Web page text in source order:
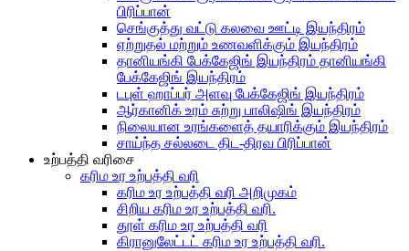
பிரிப்பான்
செங்குத்து வட்டு கலவை ஊட்டி இயந்திரம்
ஏற்றுதல் மற்றும் உணவளிக்கும் இயந்திரம்
தானியங்கி பேக்கேஜிங் இயந்திரம் தானியங்கி
பேக்கேஜிங் இயந்திரம்
டபுள் ஹாப்பர் அளவு பேக்கேஜிங் இயந்திரம்
ஆர்கானிக் உரம் சுற்று பாலிஷிங் இயந்திரம்
நிலையான உரங்களைத் தயாரிக்கும் இயந்திரம்
சாய்ந்த சல்லடை திட-திரவ பிரிப்பான்
உற்பத்தி வரிசை
கரிம உர உற்பத்தி வரி
கரிம உர உற்பத்தி வரி அறிமுகம்
சிறிய கரிம உர உற்பத்தி வரி.
தூள் கரிம உர உற்பத்தி வரி
கிரானுலேட்டட் கரிம உர உற்பத்தி வரி.